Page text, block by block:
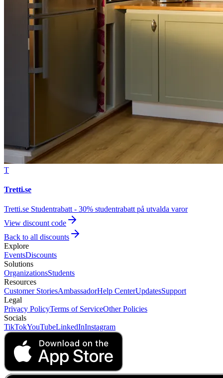
T
Tretti.se
Tretti.se Studentrabatt - 30% studentrabatt på utvalda varor
View discount code
Back to all discounts
Explore
EventsDiscounts
Solutions
OrganizationsStudents
Resources
Customer StoriesAmbassadorHelp CenterUpdatesSupport
Legal
Privacy PolicyTerms of ServiceOther Policies
Socials
TikTokYouTubeLinkedInInstagram